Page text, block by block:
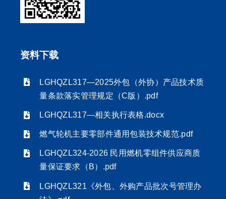
资料下载
LGHQZL317—2025外包（外协）产品技术质
量条款落实管理规定（C版）.pdf
LGHQZL317—相关执行表格.docx
燃气轮机主要零部件通用包装技术规范.pdf
LGHQZL324-2026 民用燃机零组件供应商质
量保证要求（B）.pdf
LGHQZL321《外包、外购产品批次号管理办